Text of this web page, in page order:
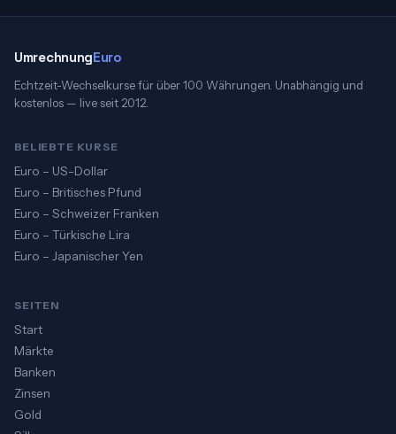
UmrechnungEuro
Echtzeit-Wechselkurse für über 100 Währungen. Unabhängig und
kostenlos — live seit 2012.
BELIEBTE KURSE
Euro – US-Dollar
Euro – Britisches Pfund
Euro – Schweizer Franken
Euro – Türkische Lira
Euro – Japanischer Yen
SEITEN
Start
Märkte
Banken
Zinsen
Gold